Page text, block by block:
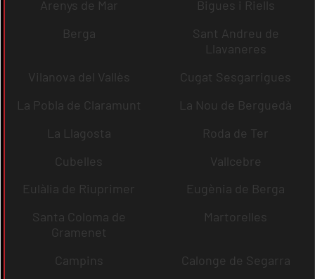
Arenys de Mar
Bigues i Riells
Berga
Sant Andreu de
Llavaneres
Vilanova del Vallès
Cugat Sesgarrigues
La Pobla de Claramunt
La Nou de Berguedà
La Llagosta
Roda de Ter
Cubelles
Vallcebre
Eulàlia de Riuprimer
Eugènia de Berga
Santa Coloma de
Gramenet
Martorelles
Campins
Calonge de Segarra